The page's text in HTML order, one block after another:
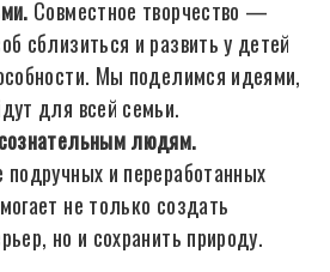
Совместное творчество —
сблизиться и развить у детей
Мы поделимся идеями,
для всей семьи.
людям.
подручных и переработанных
не только создать
но и сохранить природу.